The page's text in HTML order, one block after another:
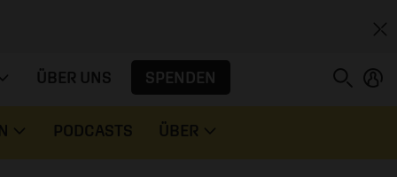
ÜBER UNS SPENDEN
PODCASTS ÜBER